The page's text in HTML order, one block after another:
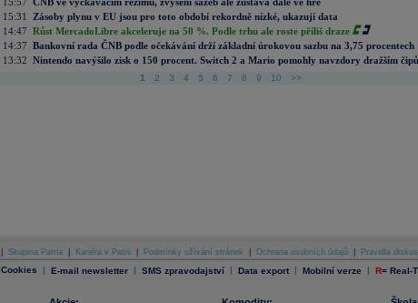
15:31
Zásoby plynu v EU jsou pro toto období rekordně nízké, ukazují data
14:47 Růst MercadoLibre akceleruje na 50 %. Podle trhu ale roste příliš draze
14:37 Bankovní rada ČNB podle očekávání drží základní úrokovou sazbu na 3,75 procentech
13:32 Nintendo navýšilo zisk o 150 procent. Switch 2 a Mario pomohly navzdory dražším
1 2 3 4 5 6 7 8 9 10 >>
Skupina Patria Kariéra v Patrii Podmínky užívání stránek Ochrana osobních údajů Pravidla
Cookies | E-mail newsletter | SMS zpravodajství | Data export | Mobilní verze | R= Real-